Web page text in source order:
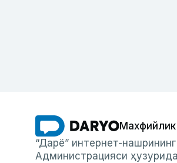
“Дарё” интернет-
Администрацияси